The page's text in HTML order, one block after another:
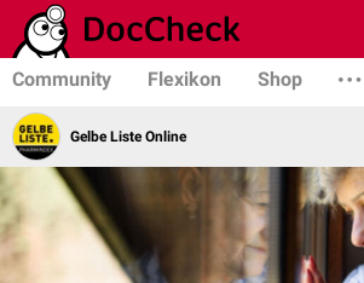
Community Flexikon Shop
Gelbe Liste Online